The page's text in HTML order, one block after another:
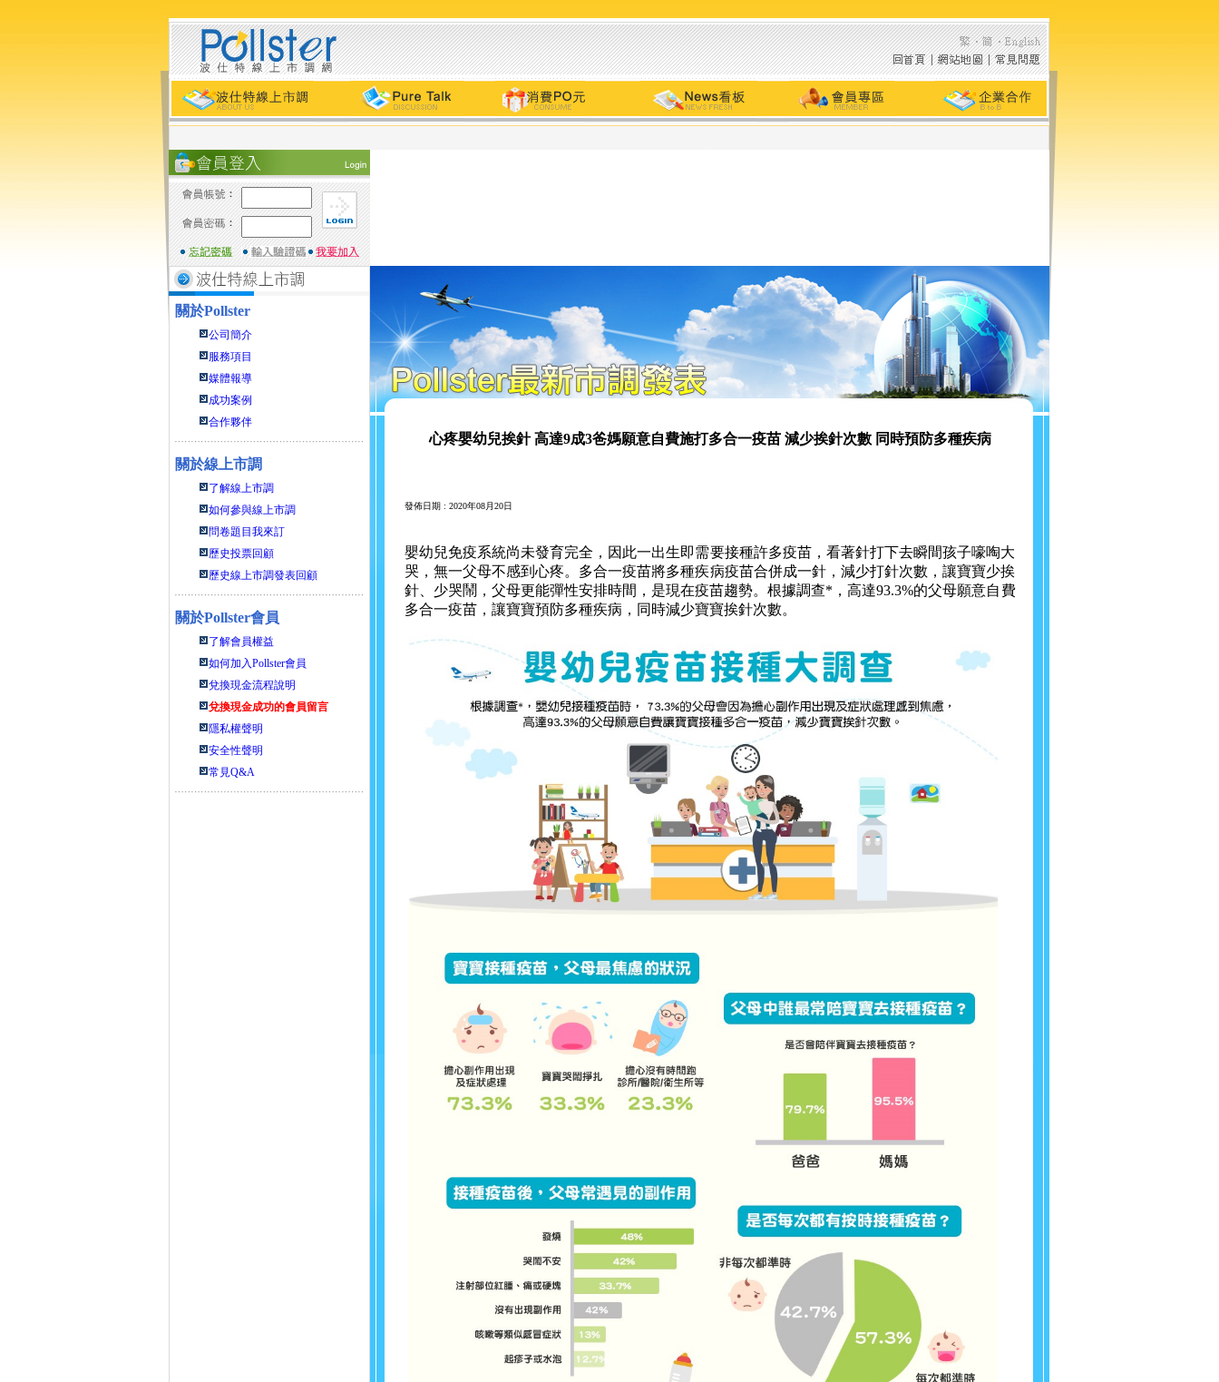
關於Pollster
公司簡介
服務項目
媒體報導
成功案例
合作夥伴
關於線上市調
了解線上市調
如何參與線上市調
問卷題目我來訂
歷史投票回顧
歷史線上市調發表回顧
關於Pollster會員
了解會員權益
如何加入Pollster會員
兌換現金流程說明
兌換現金成功的會員留言
隱私權聲明
安全性聲明
常見Q&A
心疼嬰幼兒挨針 高達9成3爸媽願意自費施打多合一疫苗 減少挨針次數 同時預防多種疾病
發佈日期 : 2020年08月20日
嬰幼兒免疫系統尚未發育完全，因此一出生即需要接種許多疫苗，看著針打下去瞬間孩子嚎啕大
哭，無一父母不感到心疼。多合一疫苗將多種疾病疫苗合併成一針，減少打針次數，讓寶寶少挨
針、少哭鬧，父母更能彈性安排時間，是現在疫苗趨勢。根據調查*，高達93.3%的父母願意自費
多合一疫苗，讓寶寶預防多種疾病，同時減少寶寶挨針次數。